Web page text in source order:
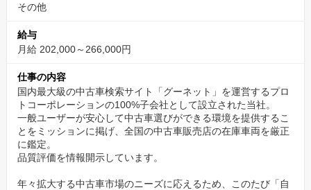
基本一人で鑑定＆直行直帰OKなので、スケジューリングも自分次
その他
給与
月給 202,000～266,000円
仕事の内容
国内最大級の中古車検索サイト「グーネット」を運営するプロ
トコーポレーションの100%子会社として設立された当社。
一般ユーザーが安心して中古車選びができる環境を提供するこ
とをミッションに掲げ、全国の中古車販売店の在庫車両を厳正
に鑑定。
品質評価を情報開示しています。
年々拡大する中古車市場のニーズに応えるため、このたび「自